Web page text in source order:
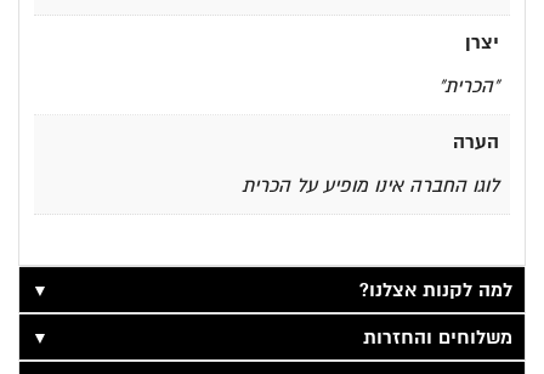
יצרן
"הכרית"
הערה
לוגו החברה אינו מופיע על הכרית
למה לקנות אצלנו?
▼
משלוחים והחזרות
▼